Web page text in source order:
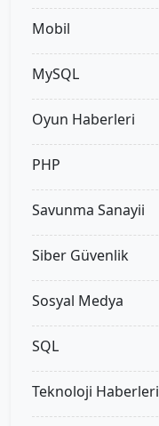
Mobil
MySQL
Oyun Haberleri
PHP
Savunma Sanayii
Siber Güvenlik
Sosyal Medya
SQL
Teknoloji Haberleri